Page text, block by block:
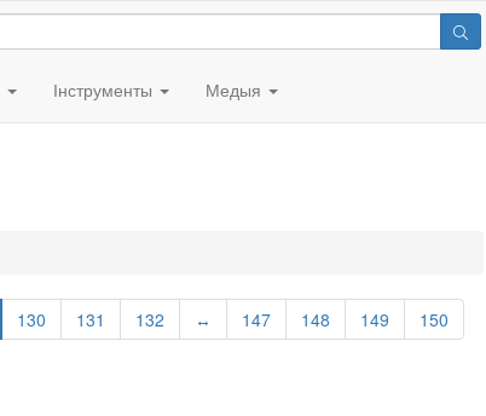
Інструменты Медыя
130 131 132 ↔ 147 148 149 150